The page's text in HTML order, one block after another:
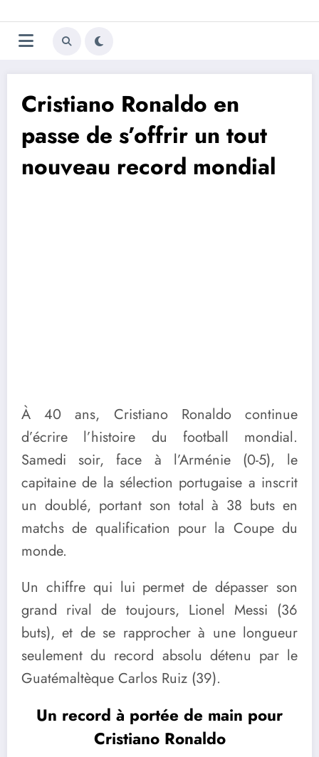
au
contenu
Trivela
L'actualité du football
Cristiano Ronaldo en
passe de s’offrir un tout
nouveau record mondial
À 40 ans, Cristiano Ronaldo continue
d’écrire l’histoire du football mondial.
Samedi soir, face à l’Arménie (0-5), le
capitaine de la sélection portugaise a inscrit
un doublé, portant son total à 38 buts en
matchs de qualification pour la Coupe du
monde.
Un chiffre qui lui permet de dépasser son
grand rival de toujours, Lionel Messi (36
buts), et de se rapprocher à une longueur
seulement du record absolu détenu par le
Guatémaltèque Carlos Ruiz (39).
Un record à portée de main pour
Cristiano Ronaldo